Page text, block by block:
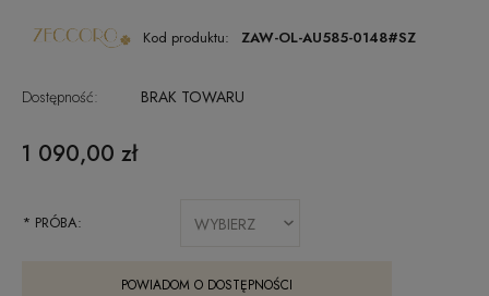
Kod produktu: ZAW-OL-AU585-0148#SZ
Dostępność: BRAK TOWARU
1 090,00 zł
* PRÓBA:
POWIADOM O DOSTĘPNOŚCI